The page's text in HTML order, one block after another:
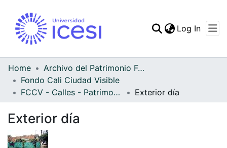
Log In
Home
Archivo del Patrimonio Fotográfico y Fílmico del Valle del Cauca
Fondo Cali Ciudad Visible
FCCV - Calles - Patrimonial
Exterior día
Exterior día